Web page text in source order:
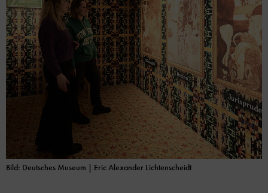
Bild: Deutsches Museum | Eric Alexander Lichtenscheidt